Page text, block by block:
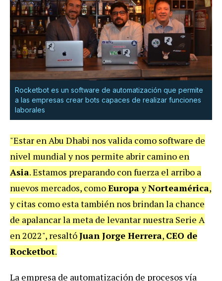
Rocketbot es un software de automatización que permite
a las empresas crear bots capaces de realizar funciones
laborales
"Estar en Abu Dhabi nos valida como software de
nivel mundial y nos permite abrir camino en
Asia. Estamos preparando con fuerza el arribo a
nuevos mercados, comoEuropayNorteamérica,
y citas como esta también nos brindan la chance
de apalancar la meta de levantar nuestra Serie A
en 2022", resaltóJuan Jorge Herrera, CEO de
Rocketbot.
La empresa de automatización de procesos vía